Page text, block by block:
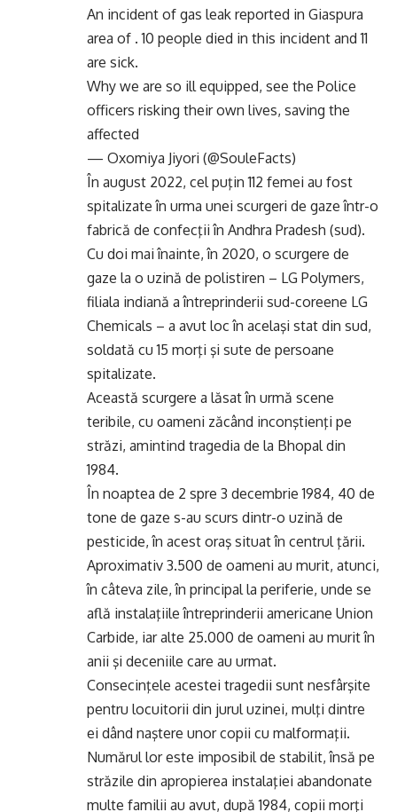
An incident of gas leak reported in Giaspura
area of . 10 people died in this incident and 11
are sick.
Why we are so ill equipped, see the Police
officers risking their own lives, saving the
affected
— Oxomiya Jiyori (@SouleFacts)
În august 2022, cel puţin 112 femei au fost
spitalizate în urma unei scurgeri de gaze într-o
fabrică de confecţii în Andhra Pradesh (sud).
Cu doi mai înainte, în 2020, o scurgere de
gaze la o uzină de polistiren – LG Polymers,
filiala indiană a întreprinderii sud-coreene LG
Chemicals – a avut loc în acelaşi stat din sud,
soldată cu 15 morţi şi sute de persoane
spitalizate.
Această scurgere a lăsat în urmă scene
teribile, cu oameni zăcând inconştienţi pe
străzi, amintind tragedia de la Bhopal din
1984.
În noaptea de 2 spre 3 decembrie 1984, 40 de
tone de gaze s-au scurs dintr-o uzină de
pesticide, în acest oraş situat în centrul ţării.
Aproximativ 3.500 de oameni au murit, atunci,
în câteva zile, în principal la periferie, unde se
află instalaţiile întreprinderii americane Union
Carbide, iar alte 25.000 de oameni au murit în
anii şi deceniile care au urmat.
Consecinţele acestei tragedii sunt nesfârşite
pentru locuitorii din jurul uzinei, mulţi dintre
ei dând naştere unor copii cu malformaţii.
Numărul lor este imposibil de stabilit, însă pe
străzile din apropierea instalaţiei abandonate
multe familii au avut, după 1984, copii morţi